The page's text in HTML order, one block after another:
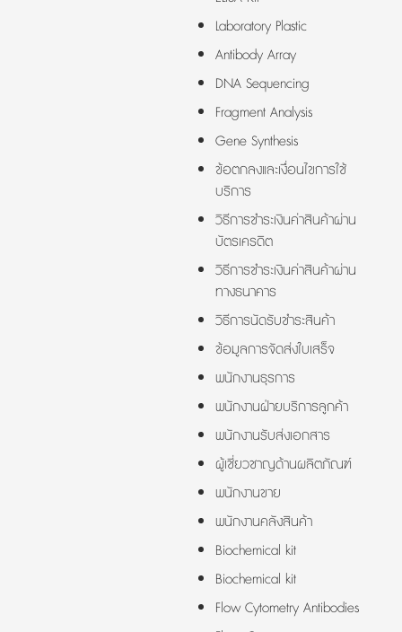
Laboratory Plastic
Antibody Array
DNA Sequencing
Fragment Analysis
Gene Synthesis
ข้อตกลงและเงื่อนไขการใช้
บริการ
วิธีการชำระเงินค่าสินค้าผ่าน
บัตรเครดิต
วิธีการชำระเงินค่าสินค้าผ่าน
ทางธนาคาร
วิธีการนัดรับชำระสินค้า
ข้อมูลการจัดส่งใบเสร็จ
พนักงานธุรการ
พนักงานฝ่ายบริการลูกค้า
พนักงานรับส่งเอกสาร
ผู้เชี่ยวชาญด้านผลิตภัณฑ์
พนักงานขาย
พนักงานคลังสินค้า
Biochemical kit
Biochemical kit
Flow Cytometry Antibodies